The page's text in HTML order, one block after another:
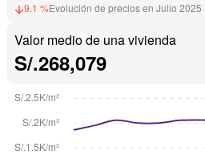
9.1 %Evolución de precios en Julio 2025
Valor medio de una vivienda
S/.268,079